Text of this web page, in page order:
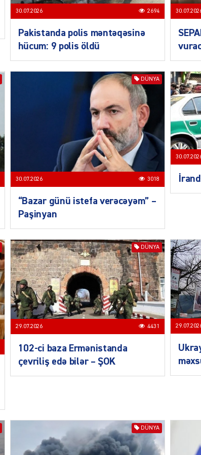
30.07.2026 2694
Pakistanda polis məntəqəsinə
hücum: 9 polis öldü
DÜNYA
30.07.2026 3018
“Bazar günü istefa verəcəyəm” –
Paşinyan
DÜNYA
29.07.2026 4431
102-ci baza Ermənistanda
çevriliş edə bilər – ŞOK
DÜNYA